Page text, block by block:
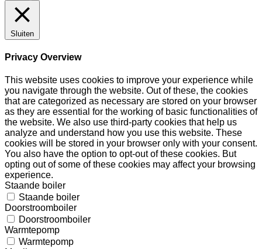
Sluiten
Privacy Overview
This website uses cookies to improve your experience while
you navigate through the website. Out of these, the cookies
that are categorized as necessary are stored on your browser
as they are essential for the working of basic functionalities of
the website. We also use third-party cookies that help us
analyze and understand how you use this website. These
cookies will be stored in your browser only with your consent.
You also have the option to opt-out of these cookies. But
opting out of some of these cookies may affect your browsing
experience.
Staande boiler
Staande boiler
Doorstroomboiler
Doorstroomboiler
Warmtepomp
Warmtepomp